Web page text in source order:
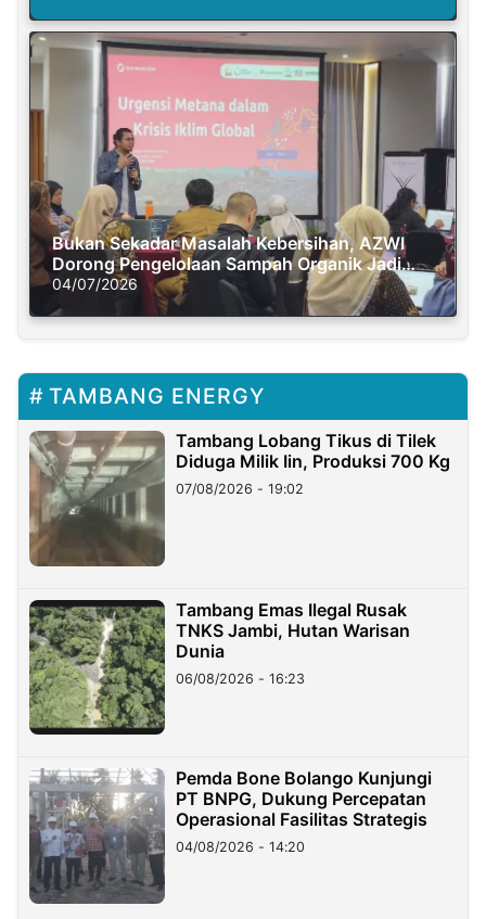
Bukan Sekadar Masalah Kebersihan, AZWI
Dorong Pengelolaan Sampah Organik Jadi
Solusi Krisis Iklim
04/07/2026
TAMBANG ENERGY
Tambang Lobang Tikus di Tilek
Diduga Milik Iin, Produksi 700 Kg
07/08/2026 - 19:02
Tambang Emas Ilegal Rusak
TNKS Jambi, Hutan Warisan
Dunia
06/08/2026 - 16:23
Pemda Bone Bolango Kunjungi
PT BNPG, Dukung Percepatan
Operasional Fasilitas Strategis
04/08/2026 - 14:20